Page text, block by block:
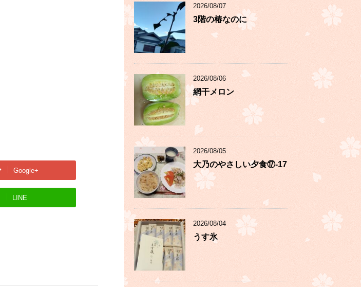
Google+
LINE
2026/08/07
3階の椿なのに
2026/08/06
網干メロン
2026/08/05
大乃のやさしい夕食⑰-17
2026/08/04
うす氷